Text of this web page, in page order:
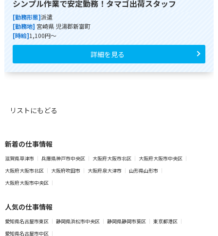
シンプル作業で安定勤務！タマゴ出荷スタッフ
[勤務形態]派遣
[勤務地] 宮崎県 児湯郡新富町
[時給]1,100円～
詳細を見る
リストにもどる
新着の仕事情報
滋賀県草津市 兵庫県神戸市中央区 大阪府大阪市北区
大阪府大阪市中央区
大阪府大阪市北区
大阪府吹田市 大阪府泉大津市
山形県山形市
大阪府大阪市中央区
人気の仕事情報
愛知県名古屋市東区 静岡県浜松市中央区 静岡県静岡市葵区
東京都港区
愛知県名古屋市中区